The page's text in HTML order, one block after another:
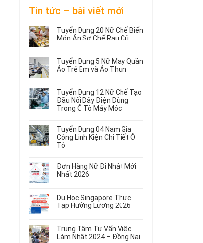
Tin tức – bài viết mới
Tuyển Dụng 20 Nữ Chế Biến
Món Ăn Sơ Chế Rau Củ
có
bình
luận
Tuyển
Dụng
20
Nữ
Biến
Món
Ăn
Rau
Củ
Tuyển Dụng 5 Nữ May Quần
Áo Trẻ Em và Áo Thun
có
bình
luận
ở
Dụng
5
Nữ
May
Áo
Trẻ
Áo
Thun
Tuyển Dụng 12 Nữ Chế Tạo
Đầu Nối Dây Điện Dùng
Trong Ô Tô Máy Móc
có
bình
luận
ở
Dụng
12
Tạo
Đầu
Điện
Dùng
Tuyển Dụng 04 Nam Gia
Công Linh Kiện Chi Tiết Ô
Tô
có
bình
luận
Tuyển
Dụng
04
Gia
Công
Đơn Hàng Nữ Đi Nhật Mới
Nhất 2026
có
bình
luận
Đơn
Hàng
Nữ
Du Học Singapore Thực
Tập Hưởng Lương 2026
có
bình
luận
Trung Tâm Tư Vấn Việc
Làm Nhật 2024 – Đồng Nai